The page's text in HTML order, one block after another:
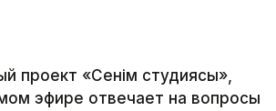
проект «Сенім студиясы»,
эфире отвечает на вопросы